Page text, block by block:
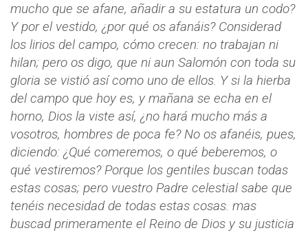
mucho que se afane, añadir a su estatura un codo?
Y por el vestido, ¿por qué os afanáis? Considerad
los lirios del campo, cómo crecen: no trabajan ni
hilan; pero os digo, que ni aun Salomón con toda su
gloria se vistió así como uno de ellos. Y si la hierba
del campo que hoy es, y mañana se echa en el
horno, Dios la viste así, ¿no hará mucho más a
vosotros, hombres de poca fe? No os afanéis, pues,
diciendo: ¿Qué comeremos, o qué beberemos, o
qué vestiremos? Porque los gentiles buscan todas
estas cosas; pero vuestro Padre celestial sabe que
tenéis necesidad de todas estas cosas. mas
buscad primeramente el Reino de Dios y su justicia